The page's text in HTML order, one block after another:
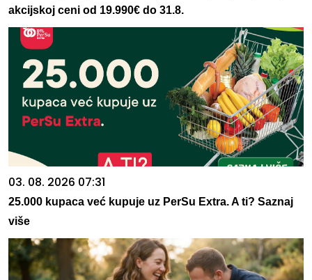
akcijskoj ceni od 19.990€ do 31.8.
03. 08. 2026 07:31
25.000 kupaca već kupuje uz PerSu Extra. A ti? Saznaj
više